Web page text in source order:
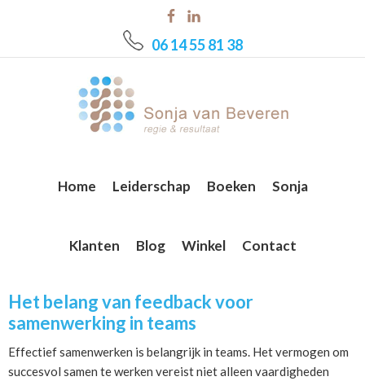
06 14 55 81 38
Home Leiderschap Boeken Sonja
Klanten Blog Winkel Contact
Het belang van feedback voor
samenwerking in teams
Effectief samenwerken is belangrijk in teams. Het vermogen om
succesvol samen te werken vereist niet alleen vaardigheden